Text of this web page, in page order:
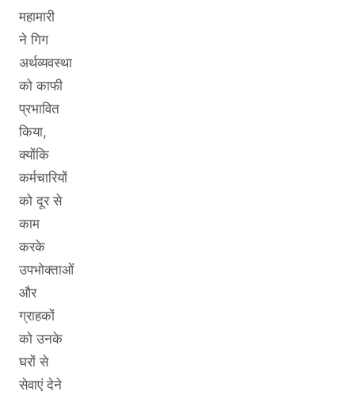
महामारी
ने गिग
अर्थव्यवस्था
को काफी
प्रभावित
किया,
क्योंकि
कर्मचारियों
को दूर से
काम
करके
उपभोक्ताओं
और
ग्राहकों
को उनके
घरों से
सेवाएं देने